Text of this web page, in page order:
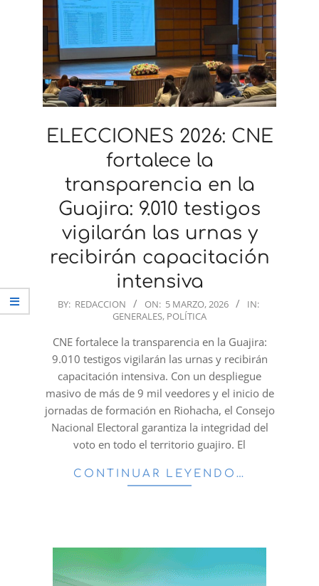
ELECCIONES 2026: CNE
fortalece la
transparencia en la
Guajira: 9.010 testigos
vigilarán las urnas y
recibirán capacitación
intensiva
2026-
05
BY: REDACCION ON: 5 MARZO, 2026
IN:
GENERALES, POLÍTICA
CNE fortalece la transparencia en la Guajira:
9.010 testigos vigilarán las urnas y recibirán
capacitación intensiva. Con un despliegue
masivo de más de 9 mil veedores y el inicio de
jornadas de formación en Riohacha, el Consejo
Nacional Electoral garantiza la integridad del
voto en todo el territorio guajiro. El
CONTINUAR LEYENDO…